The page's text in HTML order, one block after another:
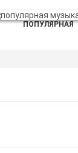
ПОПУЛЯРНАЯ